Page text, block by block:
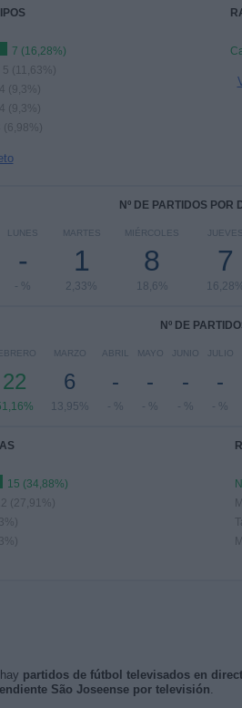
7 (16,28%)
5 (11,63%)
4 (9,3%)
4 (9,3%)
(6,98%)
Nº DE PARTIDOS POR
LUNES
-
- %
MARTES
1
2,33%
MIÉRCOLES
8
18,6%
JUEVES
7
16,28%
Nº DE
22
MARZO
6
13,95%
ABRIL
-
- %
MAYO
-
- %
JUNIO
-
- %
JULIO
-
- %
15 (34,88%)
12 (27,91%)
partidos de fútbol televisados en
São Joseense por televisión.